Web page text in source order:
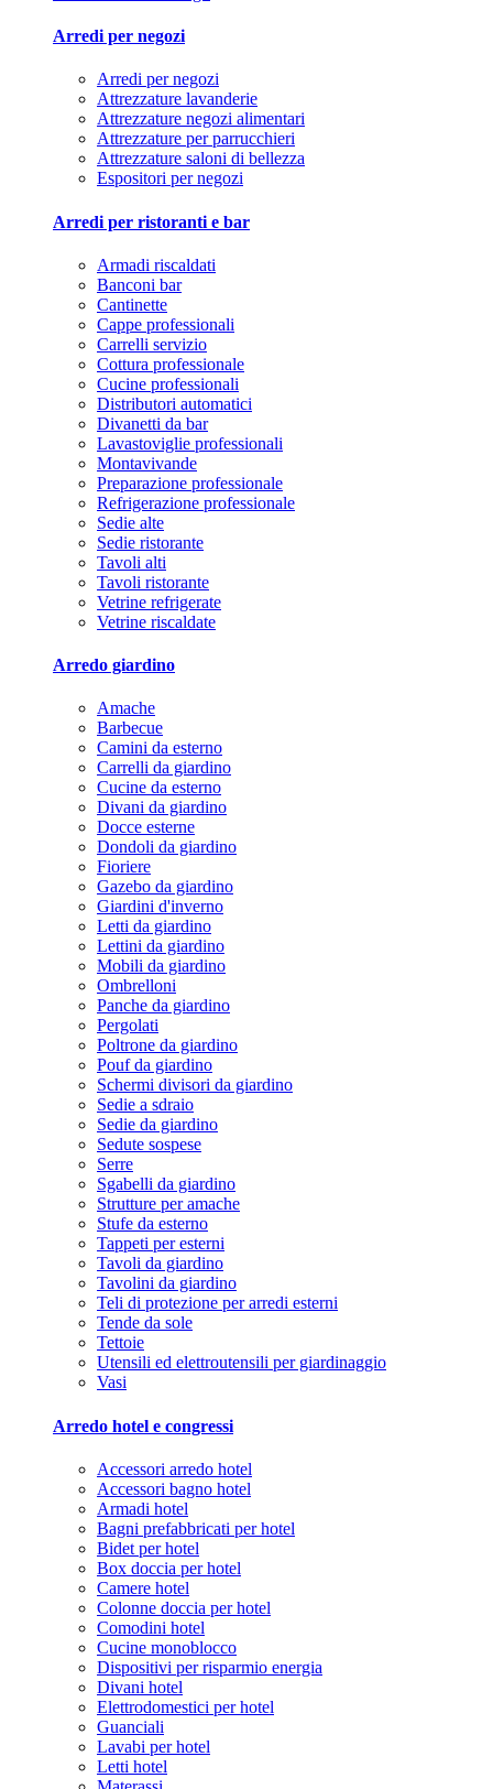
Arredi per negozi
Arredi per negozi
Attrezzature lavanderie
Attrezzature negozi alimentari
Attrezzature per parrucchieri
Attrezzature saloni di bellezza
Espositori per negozi
Arredi per ristoranti e bar
Armadi riscaldati
Banconi bar
Cantinette
Cappe professionali
Carrelli servizio
Cottura professionale
Cucine professionali
Distributori automatici
Divanetti da bar
Lavastoviglie professionali
Montavivande
Preparazione professionale
Refrigerazione professionale
Sedie alte
Sedie ristorante
Tavoli alti
Tavoli ristorante
Vetrine refrigerate
Vetrine riscaldate
Arredo giardino
Amache
Barbecue
Camini da esterno
Carrelli da giardino
Cucine da esterno
Divani da giardino
Docce esterne
Dondoli da giardino
Fioriere
Gazebo da giardino
Giardini d'inverno
Letti da giardino
Lettini da giardino
Mobili da giardino
Ombrelloni
Panche da giardino
Pergolati
Poltrone da giardino
Pouf da giardino
Schermi divisori da giardino
Sedie a sdraio
Sedie da giardino
Sedute sospese
Serre
Sgabelli da giardino
Strutture per amache
Stufe da esterno
Tappeti per esterni
Tavoli da giardino
Tavolini da giardino
Teli di protezione per arredi esterni
Tende da sole
Tettoie
Utensili ed elettroutensili per giardinaggio
Vasi
Arredo hotel e congressi
Accessori arredo hotel
Accessori bagno hotel
Armadi hotel
Bagni prefabbricati per hotel
Bidet per hotel
Box doccia per hotel
Camere hotel
Colonne doccia per hotel
Comodini hotel
Cucine monoblocco
Dispositivi per risparmio energia
Divani hotel
Elettrodomestici per hotel
Guanciali
Lavabi per hotel
Letti hotel